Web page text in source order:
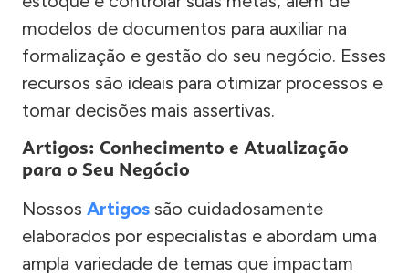
modelos de documentos para auxiliar na
formalização e gestão do seu negócio. Esses
recursos são ideais para otimizar processos e
tomar decisões mais assertivas.
Artigos: Conhecimento e Atualização
para o Seu Negócio
Nossos Artigos são cuidadosamente
elaborados por especialistas e abordam uma
ampla variedade de temas que impactam